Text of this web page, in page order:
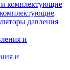
давления
и